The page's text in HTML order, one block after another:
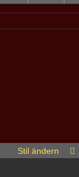
Stil ändern